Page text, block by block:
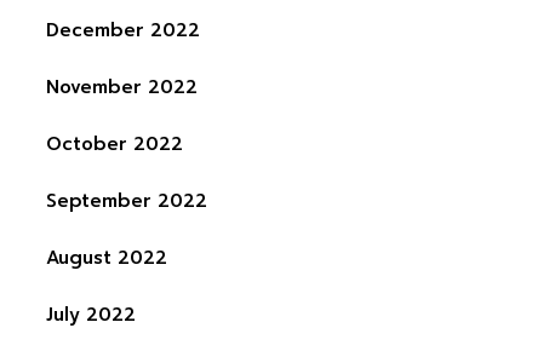
December 2022
November 2022
October 2022
September 2022
August 2022
July 2022